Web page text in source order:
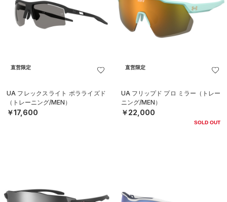
直営限定
UA フレックスライト ポラライズド
（トレーニング/MEN）
￥17,600
直営限定
UA フリップド プロ ミラー（トレー
ニング/MEN）
￥22,000
SOLD OUT